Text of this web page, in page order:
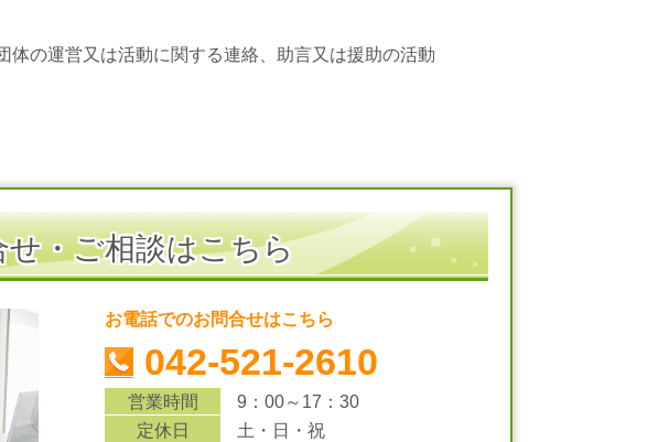
の運営又は活動に関する連絡、助言又は援助の活動
せ・ご相談はこちら
お電話でのお問合せはこちら
042-521-2610
営業時間
9：00～17：30
定休日
土・日・祝